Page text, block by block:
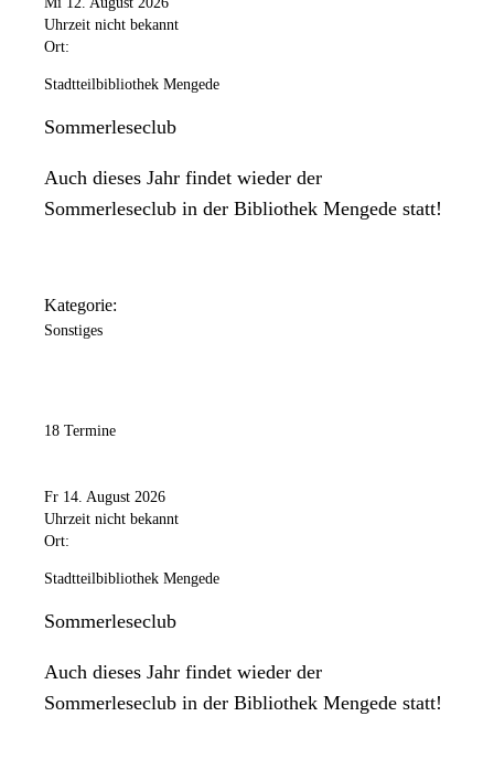
Uhrzeit nicht bekannt
Ort:
Stadtteilbibliothek Mengede
Sommerleseclub
Auch dieses Jahr findet wieder der
Sommerleseclub in der Bibliothek Mengede statt!
Kategorie:
Sonstiges
18 Termine
Fr 14. August 2026
Uhrzeit nicht bekannt
Ort:
Stadtteilbibliothek Mengede
Sommerleseclub
Auch dieses Jahr findet wieder der
Sommerleseclub in der Bibliothek Mengede statt!